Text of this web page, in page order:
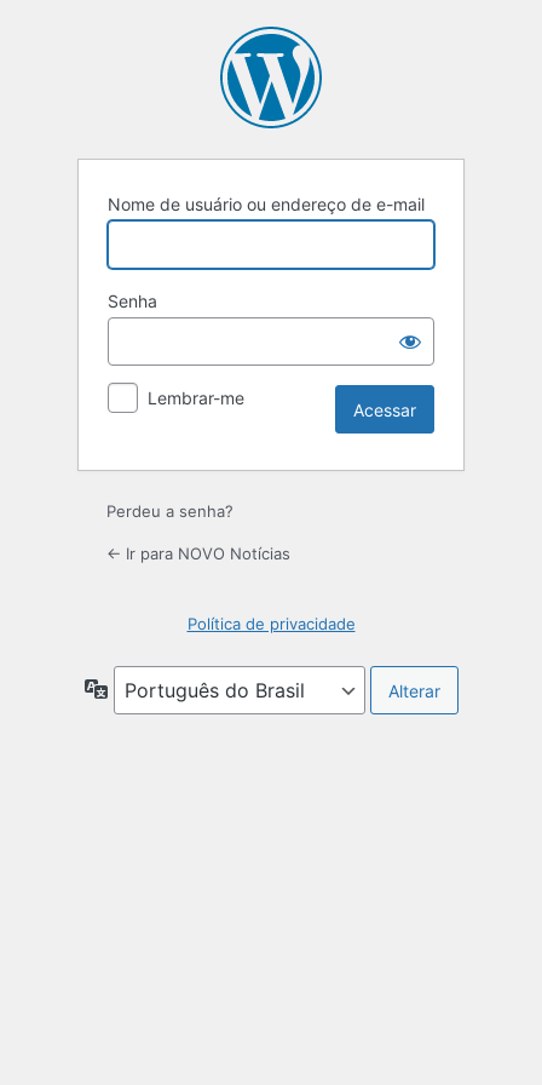
Nome de usuário ou endereço de e-mail
Senha
Lembrar-me
Perdeu a senha?
← Ir para NOVO Notícias
Política de privacidade
Idioma